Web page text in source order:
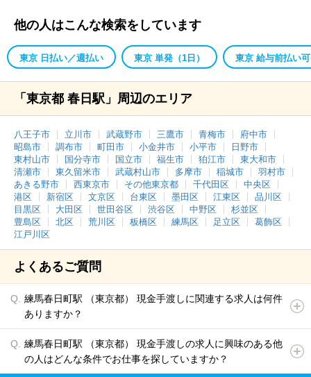
他の人はこんな検索をしています
東京 日払い／週払い 東京 単発（1日） 東京 給与前払い可
「東京都 春日駅」周辺のエリア
八王子市 立川市 武蔵野市 三鷹市 青梅市
府中市
昭島市
調布市 町田市 小金井市 小平市
日野市
東村山市
国分寺市 国立市 福生市 狛江市
東大和市
清瀬市
東久留米市 武蔵村山市 多摩市 稲城市
羽村市
あきる野市
西東京市 その他東京都 千代田区
中央区
港区
新宿区 文京区 台東区 墨田区 江東区
品川区
目黒区
大田区 世田谷区 渋谷区 中野区
杉並区
豊島区
北区 荒川区 板橋区 練馬区 足立区
葛飾区
江戸川区
よくあるご質問
練馬春日町駅 （東京都） 現金手渡しに関連する求人は何件
ありますか？
練馬春日町駅 （東京都） 現金手渡しの求人に興味のある他
の人はどんな条件でお仕事を探していますか？